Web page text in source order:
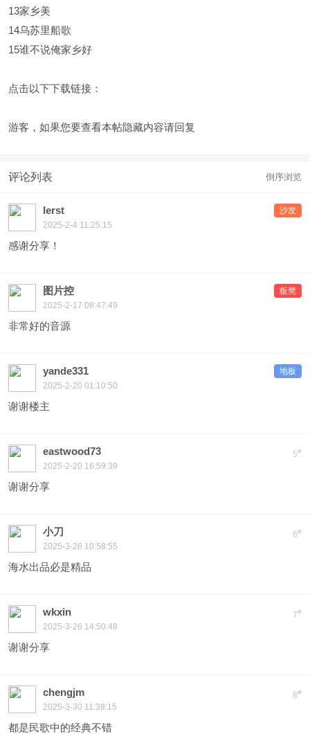
13家乡美
14乌苏里船歌
15谁不说俺家乡好
点击以下下载链接：
游客，如果您要查看本帖隐藏内容请回复
评论列表 倒序浏览
沙发
lerst
2025-2-4 11:25:15
感谢分享！
板凳
图片控
2025-2-17 08:47:49
非常好的音源
地板
yande331
2025-2-20 01:10:50
谢谢楼主
5#
eastwood73
2025-2-20 16:59:39
谢谢分享
6#
小刀
2025-3-26 10:58:55
海水出品必是精品
7#
wkxin
2025-3-26 14:50:48
谢谢分享
8#
chengjm
2025-3-30 11:38:15
都是民歌中的经典不错